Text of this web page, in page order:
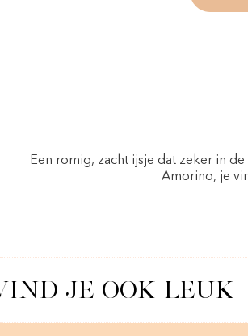
Een romig, zacht ijsje dat zeker in
Amorino, je
JE OOK LEUK